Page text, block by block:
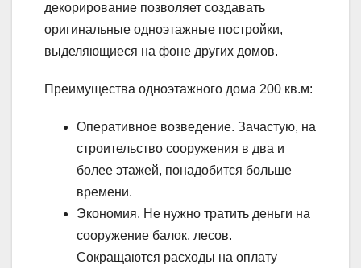
декорирование позволяет создавать
оригинальные одноэтажные постройки,
выделяющиеся на фоне других домов.
Преимущества одноэтажного дома 200 кв.м:
Оперативное возведение. Зачастую, на
строительство сооружения в два и
более этажей, понадобится больше
времени.
Экономия. Не нужно тратить деньги на
сооружение балок, лесов.
Сокращаются расходы на оплату